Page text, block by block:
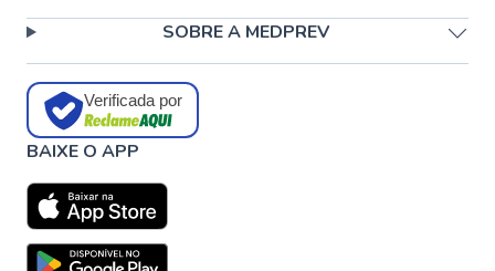
SOBRE A MEDPREV
Verificada por
BAIXE O APP